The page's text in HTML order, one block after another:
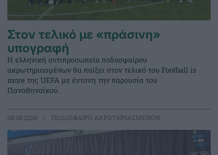
Στον τελικό με «πράσινη»
υπογραφή
Η ελληνική αντιπροσωπεία ποδοσφαίρου
ακρωτηριασμένων θα παίξει στον τελικό του Football is
more της UEFA με έντονη την παρουσία του
Παναθηναϊκού.
08.08.2026 ΠΟΔΟΣΦΑΙΡΟ ΑΚΡΩΤΗΡΙΑΣΜΕΝΩΝ